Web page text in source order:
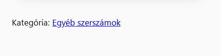
Kategória: Egyéb szerszámok